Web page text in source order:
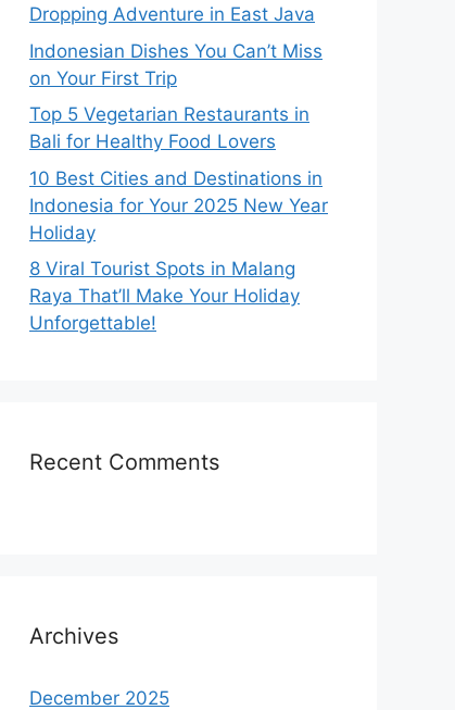
Dropping Adventure in East Java
Indonesian Dishes You Can’t Miss
on Your First Trip
Top 5 Vegetarian Restaurants in
Bali for Healthy Food Lovers
10 Best Cities and Destinations in
Indonesia for Your 2025 New Year
Holiday
8 Viral Tourist Spots in Malang
Raya That’ll Make Your Holiday
Unforgettable!
Recent Comments
Archives
December 2025